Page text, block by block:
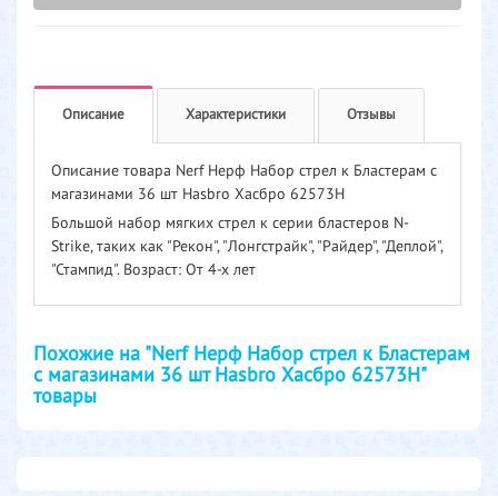
Описание Характеристики Отзывы
Описание товара Nerf Нерф Набор стрел к Бластерам с
магазинами 36 шт Hasbro Хасбро 62573H
Большой набор мягких стрел к серии бластеров N-
Strike, таких как "Рекон", "Лонгстрайк", "Райдер", "Деплой",
"Стампид". Возраст: От 4-х лет
Похожие на "Nerf Нерф Набор стрел к Бластерам
с магазинами 36 шт Hasbro Хасбро 62573H"
товары